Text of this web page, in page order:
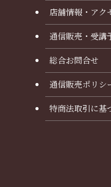
店舗情報・アク
通信販売・受講
総合お問合せ
通信販売ポリシ
特商法取引に基